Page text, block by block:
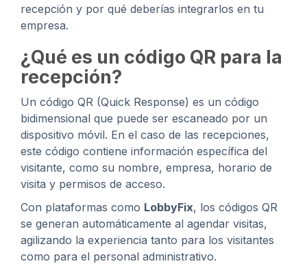
recepción y por qué deberías integrarlos en tu
empresa.
¿Qué es un código QR para la
recepción?
Un código QR (Quick Response) es un código
bidimensional que puede ser escaneado por un
dispositivo móvil. En el caso de las recepciones,
este código contiene información específica del
visitante, como su nombre, empresa, horario de
visita y permisos de acceso.
Con plataformas como LobbyFix, los códigos QR
se generan automáticamente al agendar visitas,
agilizando la experiencia tanto para los visitantes
como para el personal administrativo.